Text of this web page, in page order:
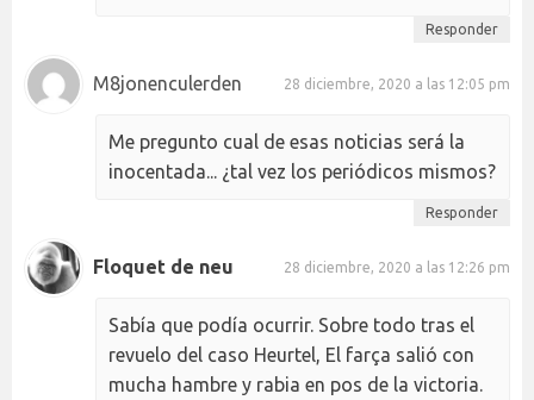
Responder
M8jonenculerden 28 diciembre, 2020 a las 12:05 pm
Me pregunto cual de esas noticias será la
inocentada... ¿tal vez los periódicos mismos?
Responder
Floquet de neu 28 diciembre, 2020 a las 12:26 pm
Sabía que podía ocurrir. Sobre todo tras el
revuelo del caso Heurtel, El farça salió con
mucha hambre y rabia en pos de la victoria.